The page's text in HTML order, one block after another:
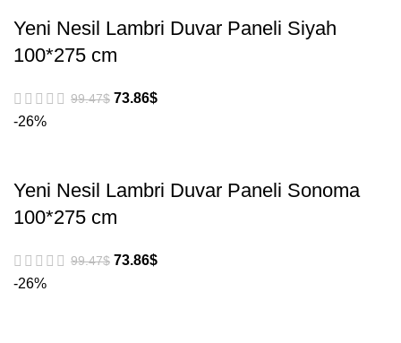
Yeni Nesil Lambri Duvar Paneli Siyah
100*275 cm
99.47$ 73.86$
-26%
Yeni Nesil Lambri Duvar Paneli Sonoma
100*275 cm
99.47$ 73.86$
-26%